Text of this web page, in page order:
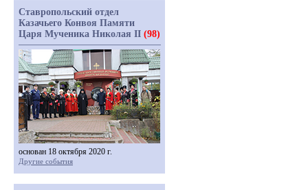
Ставропольский отдел
Казачьего Конвоя Памяти
Царя Мученика Николая II (98)
основан 18 октября 2020 г.
Другие события